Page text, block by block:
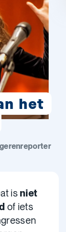
het
isniet
of iets